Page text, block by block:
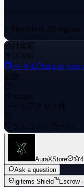
⚡️ Playable in All regions
⚡️ Bo6 is Not Purchased
⚡️ Name Change is
⛔ After Payment, You'll
✅ Outlook Email/
✅ Battle net Email /
✅ Activision Email/
✅ Full Access on
合計金額
￥10,686
+≈ ￥427back to your
配送
Instant
メールアクセス権
フルコントロール
AuraXStore
Ask a question
igitems Shield™ Escrow